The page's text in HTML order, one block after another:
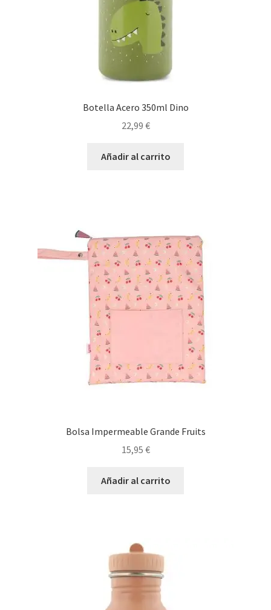
Botella Acero 350ml Dino
22,99 €
Añadir al carrito
Bolsa Impermeable Grande Fruits
15,95 €
Añadir al carrito